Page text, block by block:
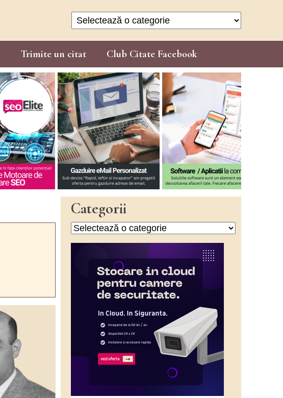
Categorii
Trimite un citat Club Citate Facebook
Categorii
Categorii